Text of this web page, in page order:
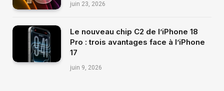
juin 23, 2026
Le nouveau chip C2 de l’iPhone 18
Pro : trois avantages face à l’iPhone
17
juin 9, 2026